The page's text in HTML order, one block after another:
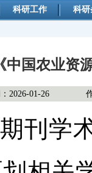
科研工作 科
中国农业资
2026-01-26
刊学